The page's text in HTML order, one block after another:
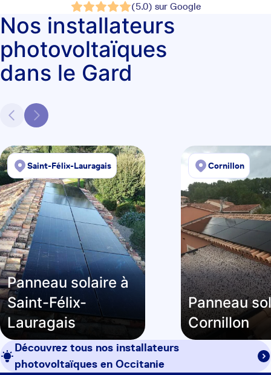
(5.0) sur Google
Nos installateurs
photovoltaïques
dans le Gard
Saint-Félix-Lauragais
Panneau solaire à
Saint-Félix-
Lauragais
Cornillon
Panneau
Cornillon
Découvrez tous nos installateurs
photovoltaïques en Occitanie